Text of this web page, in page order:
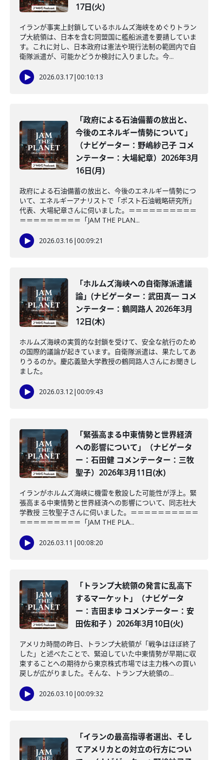
17日(火)
イランが事実上封鎖しているホルムズ海峡をめぐりトラン
プ大統領は、日本を含む同盟国に艦船派遣を要請していま
す。これに対し、日本政府は憲法や現行法制の範囲内で自
衛隊派遣が、可能かどうか検討に入りました。今...
2026.03.17|00:10:13
「政府による石油備蓄の放出と、
今後のエネルギー情勢について」
（ナビゲーター：野嶋紗己子 コメ
ンテーター：大場紀章）2026年3月
16日(月)
政府による石油備蓄の放出と、今後のエネルギー情勢につ
いて、エネルギーアナリストで「ポスト石油戦略研究所」
代表、大場紀章さんに伺いました。＝＝＝＝＝＝＝＝＝＝
＝＝＝＝＝＝＝＝＝「JAM THE PLAN...
2026.03.16 |00:09:21
「ホルムズ海峡への自衛隊派遣議
論」(ナビゲーター：武田真一 コメ
ンテーター：鶴岡路人 2026年3月
12日(木)
ホルムズ海峡の実質的な封鎖を受けて、安全な航行のため
の国際的議論が起きています。自衛隊派遣は、果たしてあ
りうるのか。慶応義塾大学教授の鶴岡路人さんにお聞きし
ました。
2026.03.12|00:09:43
「緊張高まる中東情勢と世界経済
への影響について」（ナビゲータ
ー：石田健 コメンテーター：三牧
聖子）2026年3月11日(水)
イランがホルムズ海峡に機雷を敷設した可能性が浮上。緊
張高まる中東情勢と世界経済への影響について、同志社大
学教授 三牧聖子さんに伺いました。＝＝＝＝＝＝＝＝＝＝
＝＝＝＝＝＝＝＝＝「JAM THE PLA...
2026.03.11 |00:08:20
「トランプ大統領の発言に乱高下
するマーケット」（ナビゲータ
ー：吉田まゆ コメンテーター：安
田佐和子 ）2026年3月10日(火)
アメリカ時間の昨日、トランプ大統領が「戦争はほぼ終了
した」と述べたことで、緊迫していた中東情勢が早期に収
束することへの期待から東京株式市場では主力株への買い
戻しが広がりました。そんな、トランプ大統領の...
2026.03.10 |00:09:32
「イランの最高指導者選出、そし
てアメリカとの対立の行方につい